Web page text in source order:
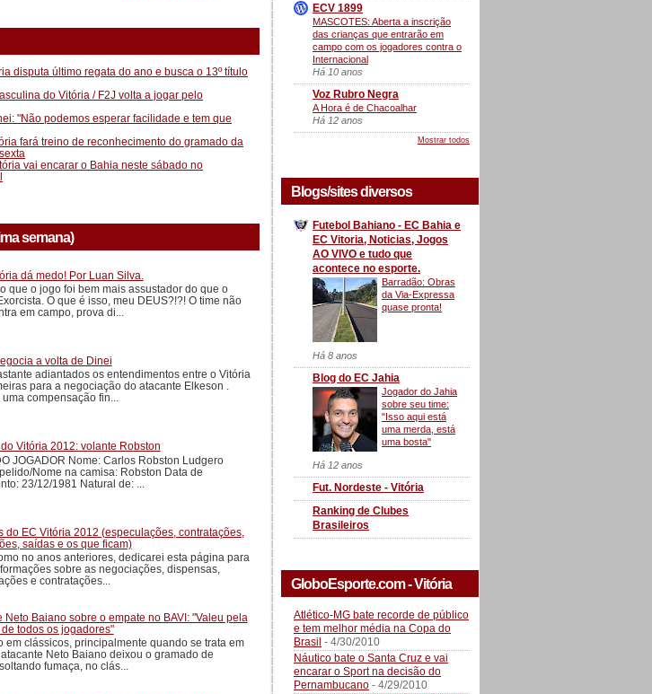
disputa último regata do ano e busca o 13º título
do Vitória / F2J volta a jogar pelo
"Não podemos esperar facilidade e tem que
fará treino de reconhecimento do gramado da
vai encarar o Bahia neste sábado no
semana)
dá medo! Por Luan Silva.
que o jogo foi bem mais assustador do que o
O que é isso, meu DEUS?!?! O time não
em campo, prova di...
a volta de Dinei
adiantados os entendimentos entre o Vitória
para a negociação do atacante Elkeson .
compensação fin...
Vitória 2012: volante Robston
JOGADOR Nome: Carlos Robston Ludgero
Nome na camisa: Robston Data de
23/12/1981 Natural de: ...
do EC Vitória 2012 (especulações, contratações,
saídas e os que ficam)
no anos anteriores, dedicarei esta página para
sobre as negociações, dispensas,
e contratações...
Neto Baiano sobre o empate no BAVI: "Valeu pela
todos os jogadores"
em clássicos, principalmente quando se trata em
atacante Neto Baiano deixou o gramado de
fumaça, no clás...
ECV 1899
MASCOTES: Aberta a inscrição
das crianças que entrarão em
campo com os jogadores contra o
Internacional
Há 10 anos
Voz Rubro Negra
A Hora é de Chacoalhar
Há 12 anos
Mostrar todos
Blogs/sites diversos
Futebol Bahiano - EC Bahia e
EC Vitoria, Noticias, Jogos
AO VIVO e tudo que
acontece no esporte.
Barradão: Obras
da Via-Expressa
quase pronta!
Há 8 anos
Blog do EC Jahia
Jogador do Jahia
sobre seu time:
"Isso aqui está
uma merda, está
uma bosta"
Há 12 anos
Fut. Nordeste - Vitória
Ranking de Clubes
Brasileiros
GloboEsporte.com - Vitória
Atlético-MG bate recorde de público
e tem melhor média na Copa do
Brasil - 4/30/2010
Náutico bate o Santa Cruz e vai
encarar o Sport na decisão do
Pernambucano - 4/29/2010